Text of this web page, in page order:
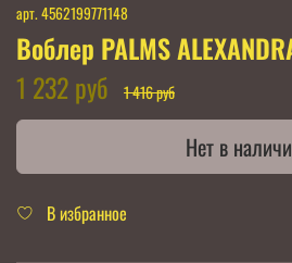
арт. 4562199771148
Воблер PALMS
1 232 руб
1 416 руб
Нет в
В избранное